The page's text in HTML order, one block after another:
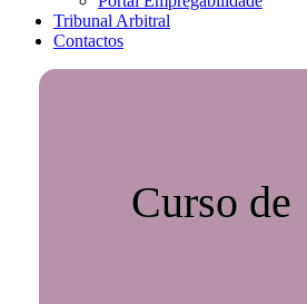
Tribunal Arbitral
Contactos
Curso de